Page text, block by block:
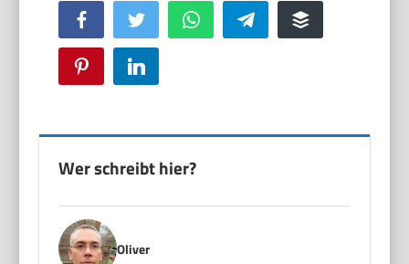
Facebook Twitter WhatsApp Telegram Buffer
Pinterest LinkedIn
Wer schreibt hier?
Oliver